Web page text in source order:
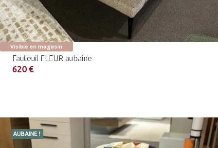
Visible en magasin
Fauteuil FLEUR aubaine
620 €
AUBAINE !